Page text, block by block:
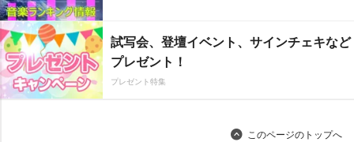
試写会、登壇イベント、サインチェキなど
プレゼント！
プレゼント特集
このページのトップへ